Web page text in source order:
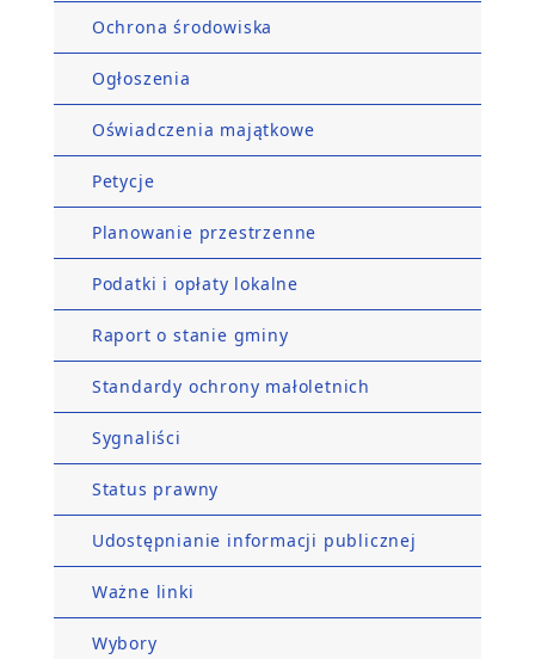
Ochrona środowiska
Ogłoszenia
Oświadczenia majątkowe
Petycje
Planowanie przestrzenne
Podatki i opłaty lokalne
Raport o stanie gminy
Standardy ochrony małoletnich
Sygnaliści
Status prawny
Udostępnianie informacji publicznej
Ważne linki
Wybory